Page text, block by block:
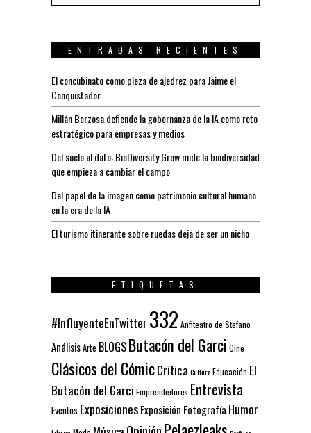
ENTRADAS RECIENTES
El concubinato como pieza de ajedrez para Jaime el
Conquistador
Millán Berzosa defiende la gobernanza de la IA como reto
estratégico para empresas y medios
Del suelo al dato: BioDiversity Grow mide la biodiversidad
que empieza a cambiar el campo
Del papel de la imagen como patrimonio cultural humano
en la era de la IA
El turismo itinerante sobre ruedas deja de ser un nicho
ETIQUETAS
#InfluyenteEnTwitter 332 Anfiteatro de Stefano
AnálisisArte BLOGSButacón del Garci Cine
Clásicos del CómicCrítica CulturaEducación El
Butacón del Garci Emprendedores Entrevista
Eventos ExposicionesExposición Fotografía Humor